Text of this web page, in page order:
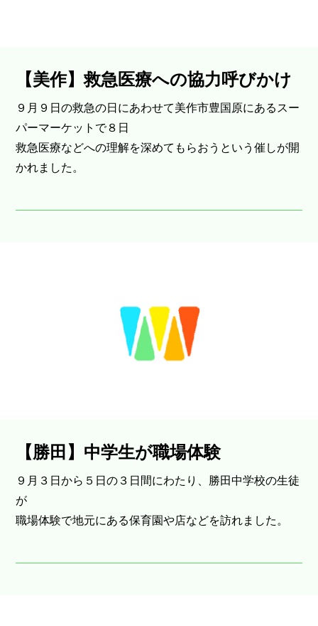
【美作】救急医療への協力呼びかけ
９月９日の救急の日にあわせて美作市豊国原にあるスー
パーマーケットで８日
救急医療などへの理解を深めてもらおうという催しが開
かれました。
【勝田】中学生が職場体験
９月３日から５日の３日間にわたり、勝田中学校の生徒
が
職場体験で地元にある保育園や店などを訪れました。